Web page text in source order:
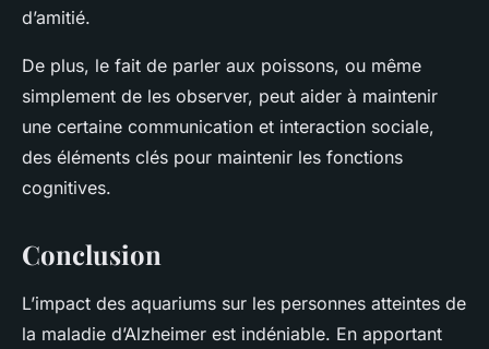
d’amitié.
De plus, le fait de parler aux poissons, ou même
simplement de les observer, peut aider à maintenir
une certaine communication et interaction sociale,
des éléments clés pour maintenir les fonctions
cognitives.
Conclusion
L’impact des aquariums sur les personnes atteintes de
la maladie d’Alzheimer est indéniable. En apportant